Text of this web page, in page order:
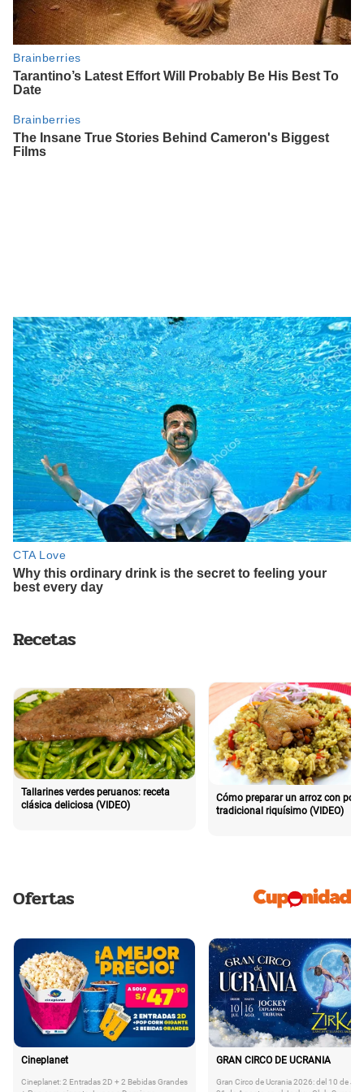
Recetas
Tallarines verdes peruanos: receta
clásica deliciosa (VIDEO)
Cómo preparar un arroz con pollo
tradicional riquísimo (VIDEO)
Ofertas
Cineplanet
Cineplanet: 2 Entradas 2D + 2 Bebidas Grandes
GRAN CIRCO DE UCRANIA
Gran Circo de Ucrania 2026: del 10 de